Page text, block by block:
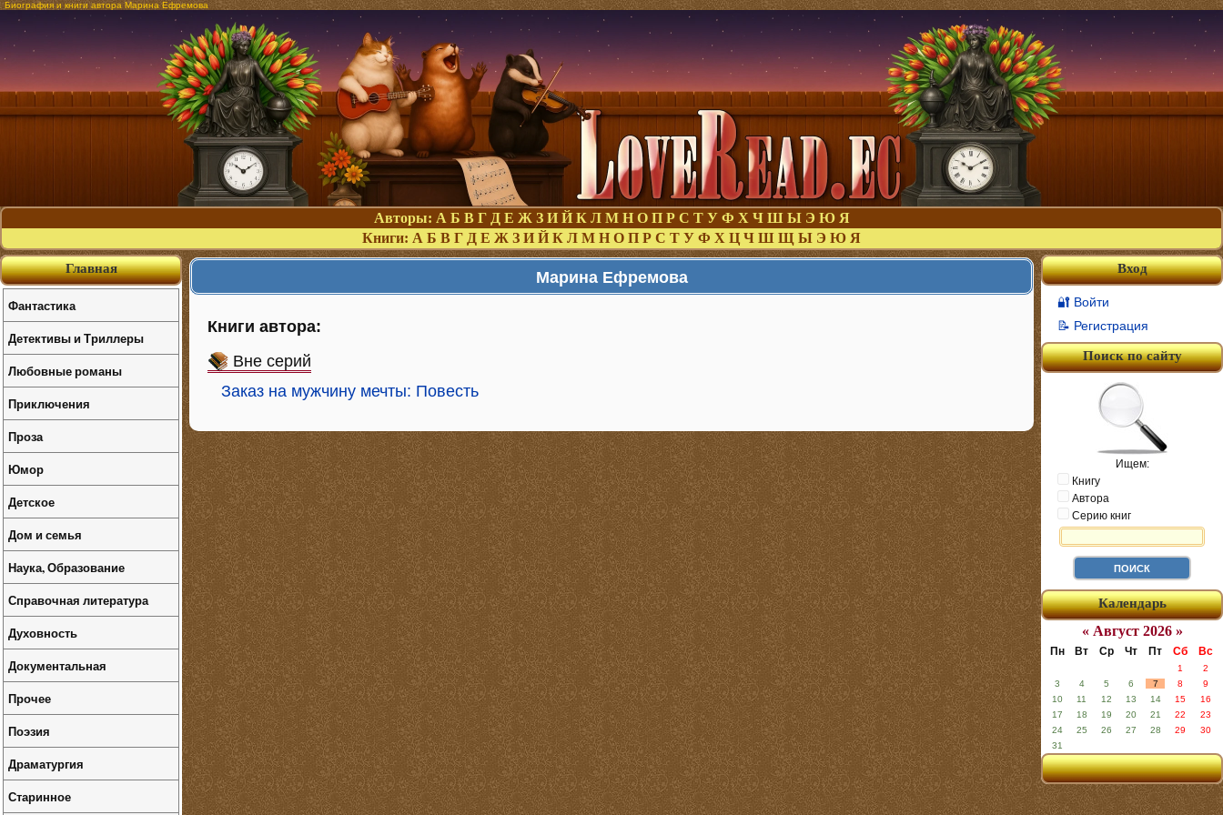
Биография и книги автора Марина Ефремова
Авторы: А Б В Г Д Е Ж З И Й К Л М Н О П Р С Т У Ф Х Ч Ш Ы Э Ю Я
Книги: А Б В Г Д Е Ж З И Й К Л М Н О П Р С Т У Ф Х Ц Ч Ш Щ Ы Э Ю Я
Марина Ефремова
Книги автора:
Вне серий
Заказ на мужчину мечты: Повесть
Вход
🔐 Войти
📝 Регистрация
Поиск по сайту
Ищем:
Книгу
Автора
Серию книг
Календарь
« Август 2026 »
Пн Вт Ср Чт Пт Сб Вс
1
2
3
4 5 6 7 8
9
10
11 12 13 14 15
16
17
18 19 20 21 22
23
24
25 26 27 28 29
30
31
Главная
Фантастика
Детективы и Триллеры
Любовные романы
Приключения
Проза
Юмор
Детское
Дом и семья
Наука, Образование
Справочная литература
Духовность
Документальная
Прочее
Поэзия
Драматургия
Старинное